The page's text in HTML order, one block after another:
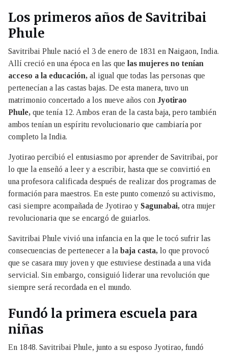
Los primeros años de Savitribai
Phule
Savitribai Phule nació el 3 de enero de 1831 en Naigaon, India.
Allí creció en una época en las que las mujeres no tenían
acceso a la educación, al igual que todas las personas que
pertenecían a las castas bajas. De esta manera, tuvo un
matrimonio concertado a los nueve años con Jyotirao
Phule, que tenía 12. Ambos eran de la casta baja, pero también
ambos tenían un espíritu revolucionario que cambiaría por
completo la India.
Jyotirao percibió el entusiasmo por aprender de Savitribai, por
lo que la enseñó a leer y a escribir, hasta que se convirtió en
una profesora calificada después de realizar dos programas de
formación para maestros. En este punto comenzó su activismo,
casi siempre acompañada de Jyotirao y Sagunabai, otra mujer
revolucionaria que se encargó de guiarlos.
Savitribai Phule vivió una infancia en la que le tocó sufrir las
consecuencias de pertenecer a la baja casta, lo que provocó
que se casara muy joven y que estuviese destinada a una vida
servicial. Sin embargo, consiguió liderar una revolución que
siempre será recordada en el mundo.
Fundó la primera escuela para
niñas
En 1848. Savitribai Phule, junto a su esposo Jyotirao, fundó